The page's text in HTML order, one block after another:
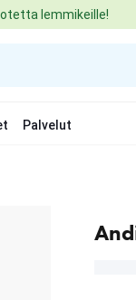
lemmikeille!
Palvelut